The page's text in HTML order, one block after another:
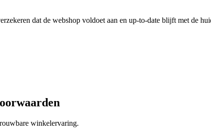
dat de webshop voldoet aan en up-to-date blijft met de
winkelervaring.